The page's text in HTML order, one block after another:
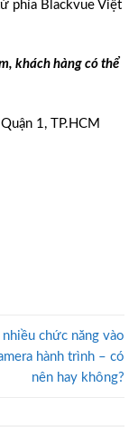
phía Blackvue Việt
khách hàng có thể
1, TP.HCM
chức năng vào
hành trình – có
nên hay không?